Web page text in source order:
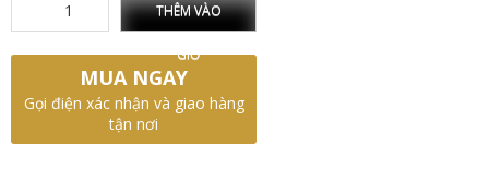
THÊM VÀO
GIỎ
MUA NGAY
Gọi điện xác nhận và giao hàng
tận nơi